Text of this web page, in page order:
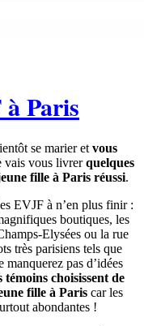
Paris
se marier et vous
vais vous livrerquelques
fille à Paris réussi.
EVJF à n’en plus finir :
boutiques, les
Elysées ou la rue
très parisiens tels que
pas d’idées
témoins choisissent de
fille à Pariscar les
abondantes !